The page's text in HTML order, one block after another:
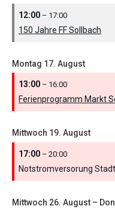
12:00 – 17:00
150 Jahre FF Sollbach
Montag 17. August
13:00 – 16:00
Ferienprogramm Markt
Mittwoch 19. August
17:00 – 20:00
Notstromversorung
Mittwoch 26. August –